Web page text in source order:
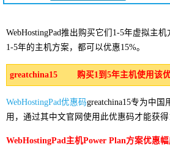
WebHostingPad推出购买它们1-5年虚拟主
1-5年的主机方案，都可以优惠15%。
greatchina15 购买1到5年主机使用该优
WebHostingPad优惠码greatchina15专为中
用，通过其中文官网使用此优惠码才能获得
WebHostingPad主机Power Plan方案优惠幅